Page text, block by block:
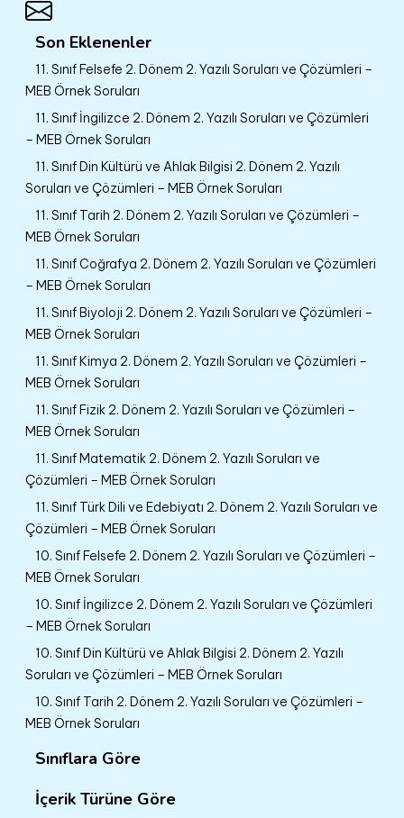
Son Eklenenler
11. Sınıf Felsefe 2. Dönem 2. Yazılı Soruları ve Çözümleri –
MEB Örnek Soruları
11. Sınıf İngilizce 2. Dönem 2. Yazılı Soruları ve Çözümleri
– MEB Örnek Soruları
11. Sınıf Din Kültürü ve Ahlak Bilgisi 2. Dönem 2. Yazılı
Soruları ve Çözümleri – MEB Örnek Soruları
11. Sınıf Tarih 2. Dönem 2. Yazılı Soruları ve Çözümleri –
MEB Örnek Soruları
11. Sınıf Coğrafya 2. Dönem 2. Yazılı Soruları ve Çözümleri
– MEB Örnek Soruları
11. Sınıf Biyoloji 2. Dönem 2. Yazılı Soruları ve Çözümleri –
MEB Örnek Soruları
11. Sınıf Kimya 2. Dönem 2. Yazılı Soruları ve Çözümleri –
MEB Örnek Soruları
11. Sınıf Fizik 2. Dönem 2. Yazılı Soruları ve Çözümleri –
MEB Örnek Soruları
11. Sınıf Matematik 2. Dönem 2. Yazılı Soruları ve
Çözümleri – MEB Örnek Soruları
11. Sınıf Türk Dili ve Edebiyatı 2. Dönem 2. Yazılı Soruları ve
Çözümleri – MEB Örnek Soruları
10. Sınıf Felsefe 2. Dönem 2. Yazılı Soruları ve Çözümleri –
MEB Örnek Soruları
10. Sınıf İngilizce 2. Dönem 2. Yazılı Soruları ve Çözümleri
– MEB Örnek Soruları
10. Sınıf Din Kültürü ve Ahlak Bilgisi 2. Dönem 2. Yazılı
Soruları ve Çözümleri – MEB Örnek Soruları
10. Sınıf Tarih 2. Dönem 2. Yazılı Soruları ve Çözümleri –
MEB Örnek Soruları
Sınıflara Göre
İçerik Türüne Göre